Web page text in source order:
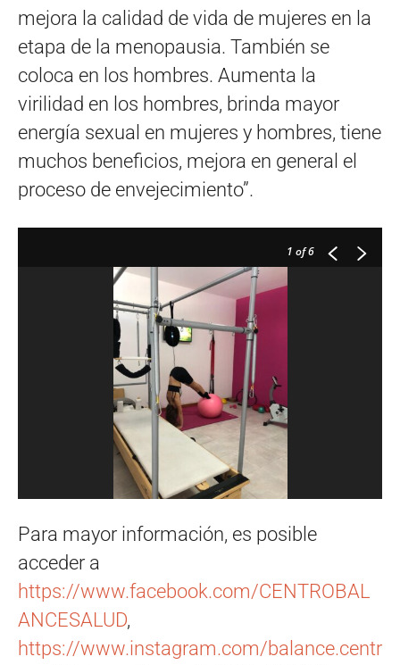
mejora la calidad de vida de mujeres en la
etapa de la menopausia. También se
coloca en los hombres. Aumenta la
virilidad en los hombres, brinda mayor
energía sexual en mujeres y hombres, tiene
muchos beneficios, mejora en general el
proceso de envejecimiento”.
1 of 6
Para mayor información, es posible
acceder a
https://www.facebook.com/CENTROBAL
ANCESALUD,
https://www.instagram.com/balance.centr